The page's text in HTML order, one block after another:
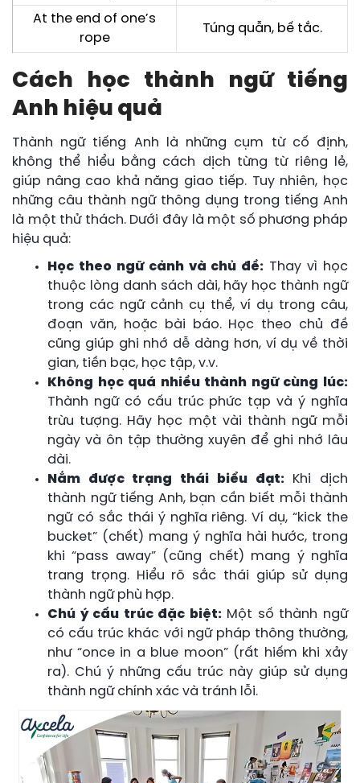
At the end of one’s
rope
Túng quẫn, bế tắc.
Cách học thành ngữ tiếng
Anh hiệu quả
Thành ngữ tiếng Anh là những cụm từ cố định,
không thể hiểu bằng cách dịch từng từ riêng lẻ,
giúp nâng cao khả năng giao tiếp. Tuy nhiên, học
những câu thành ngữ thông dụng trong tiếng Anh
là một thử thách. Dưới đây là một số phương pháp
hiệu quả:
Học theo ngữ cảnh và chủ đề: Thay vì học
thuộc lòng danh sách dài, hãy học thành ngữ
trong các ngữ cảnh cụ thể, ví dụ trong câu,
đoạn văn, hoặc bài báo. Học theo chủ đề
cũng giúp ghi nhớ dễ dàng hơn, ví dụ về thời
gian, tiền bạc, học tập, v.v.
Không học quá nhiều thành ngữ cùng lúc:
Thành ngữ có cấu trúc phức tạp và ý nghĩa
trừu tượng. Hãy học một vài thành ngữ mỗi
ngày và ôn tập thường xuyên để ghi nhớ lâu
dài.
Nắm được trạng thái biểu đạt:Khi dịch
thành ngữ tiếng Anh, bạn cần biết mỗi thành
ngữ có sắc thái ý nghĩa riêng. Ví dụ, “kick the
bucket” (chết) mang ý nghĩa hài hước, trong
khi “pass away” (cũng chết) mang ý nghĩa
trang trọng. Hiểu rõ sắc thái giúp sử dụng
thành ngữ phù hợp.
Chú ý cấu trúc đặc biệt:Một số thành ngữ
có cấu trúc khác với ngữ pháp thông thường,
như “once in a blue moon” (rất hiếm khi xảy
ra). Chú ý những cấu trúc này giúp sử dụng
thành ngữ chính xác và tránh lỗi.